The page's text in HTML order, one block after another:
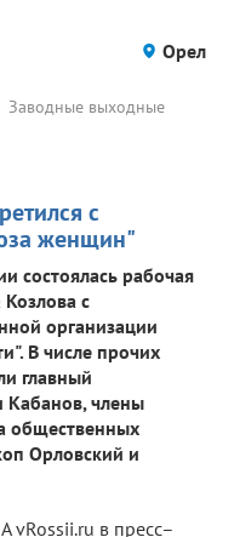
Орел
Заводные выходные
с
женщин"
состоялась рабочая
Козлова с
организации
В числе прочих
главный
Кабанов, члены
общественных
Орловский и
vRossii.ru в пресс–